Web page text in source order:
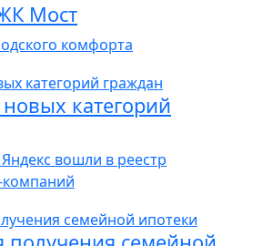
Мост
комфорта
категорий
вошли в реестр
компаний